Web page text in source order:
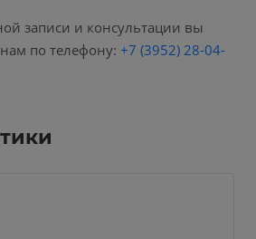
записи и консультации вы
по телефону: +7 (3952) 28-04-